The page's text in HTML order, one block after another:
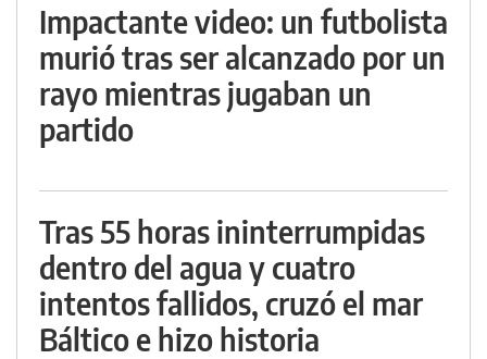
Impactante video: un futbolista
murió tras ser alcanzado por un
rayo mientras jugaban un
partido
Tras 55 horas ininterrumpidas
dentro del agua y cuatro
intentos fallidos, cruzó el mar
Báltico e hizo historia